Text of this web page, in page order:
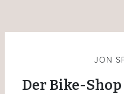
JON
Der Bike-